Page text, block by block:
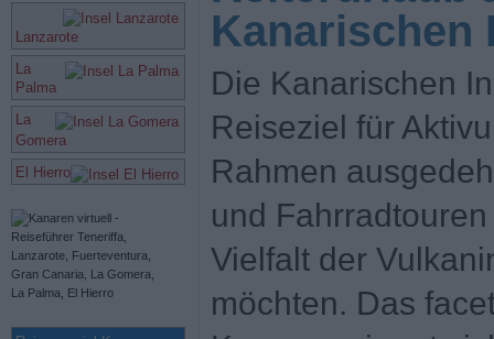
Lanzarote
La
Palma
La
Gomera
El Hierro
Kanarischen
Die Kanarischen
Reiseziel für
Rahmen
und
Vielfalt der
möchten. Das